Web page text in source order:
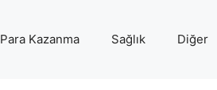
Para Kazanma Sağlık Diğer